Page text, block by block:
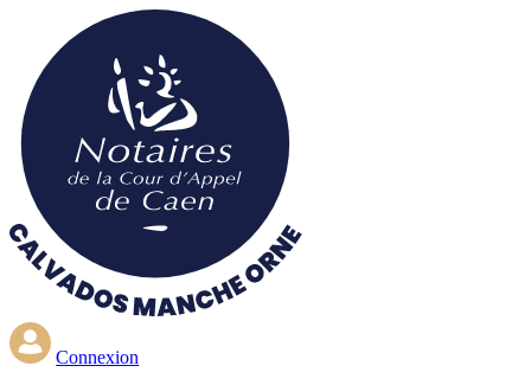
contenu
principal
Connexion